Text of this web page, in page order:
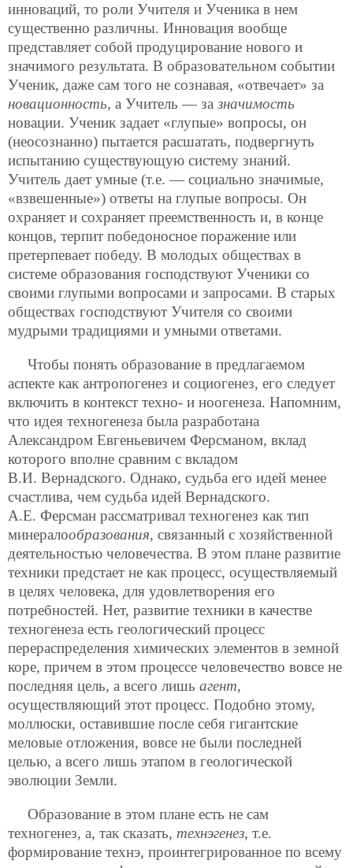
инноваций, то роли Учителя и Ученика в нем
существенно различны. Инновация вообще
представляет собой продуцирование нового и
значимого результата. В образовательном событии
Ученик, даже сам того не сознавая, «отвечает» за
новационность, а Учитель — за значимость
новации. Ученик задает «глупые» вопросы, он
(неосознанно) пытается расшатать, подвергнуть
испытанию существующую систему знаний.
Учитель дает умные (т.е. — социально значимые,
«взвешенные») ответы на глупые вопросы. Он
охраняет и сохраняет преемственность и, в конце
концов, терпит победоносное поражение или
претерпевает победу. В молодых обществах в
системе образования господствуют Ученики со
своими глупыми вопросами и запросами. В старых
обществах господствуют Учителя со своими
мудрыми традициями и умными ответами.
Чтобы понять образование в предлагаемом
аспекте как антропогенез и социогенез, его следует
включить в контекст техно- и ноогенеза. Напомним,
что идея техногенеза была разработана
Александром Евгеньевичем Ферсманом, вклад
которого вполне сравним с вкладом
В.И. Вернадского. Однако, судьба его идей менее
счастлива, чем судьба идей Вернадского.
А.Е. Ферсман рассматривал техногенез как тип
минералообразования, связанный с хозяйственной
деятельностью человечества. В этом плане развитие
техники предстает не как процесс, осуществляемый
в целях человека, для удовлетворения его
потребностей. Нет, развитие техники в качестве
техногенеза есть геологический процесс
перераспределения химических элементов в земной
коре, причем в этом процессе человечество вовсе не
последняя цель, а всего лишь агент,
осуществляющий этот процесс. Подобно этому,
моллюски, оставившие после себя гигантские
меловые отложения, вовсе не были последней
целью, а всего лишь этапом в геологической
эволюции Земли.
Образование в этом плане есть не сам
техногенез, а, так сказать, технэгенез, т.е.
формирование технэ, проинтегрированное по всему